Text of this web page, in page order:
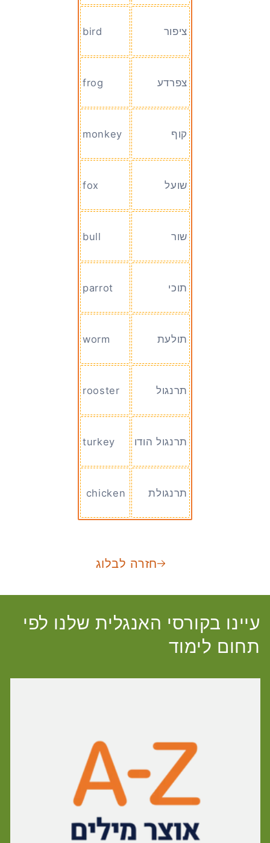
ציפור bird
צפרדע frog
קוף monkey
שועל fox
שור bull
תוכי parrot
תולעת worm
תרנגול rooster
תרנגול הודו turkey
תרנגולת chicken
חזרה לבלוג
עיינו בקורסי האנגלית שלנו לפי
תחום לימוד